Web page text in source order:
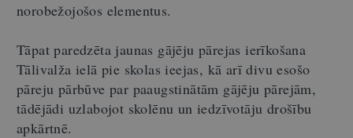
norobežojošos elementus.
Tāpat paredzēta jaunas gājēju pārejas ierīkošana
Tālivalža ielā pie skolas ieejas, kā arī divu esošo
pāreju pārbūve par paaugstinātām gājēju pārejām,
tādējādi uzlabojot skolēnu un iedzīvotāju drošību
apkārtnē.